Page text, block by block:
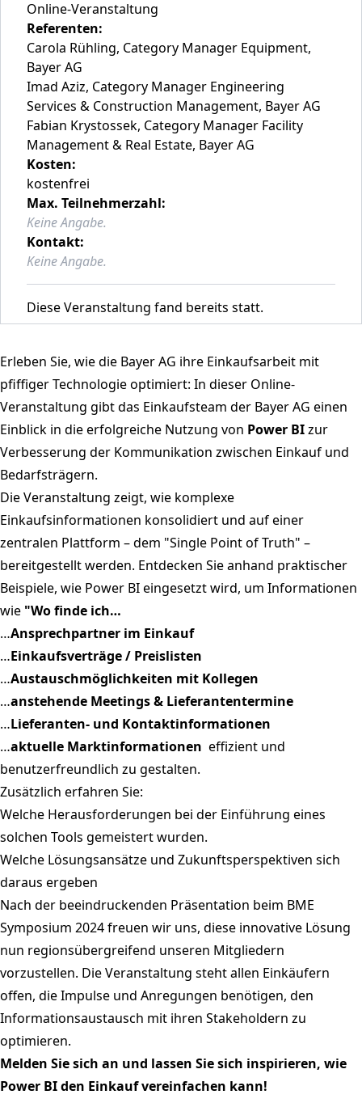
Online-Veranstaltung
Referenten:
Carola Rühling, Category Manager Equipment,
Bayer AG
Imad Aziz, Category Manager Engineering
Services & Construction Management, Bayer AG
Fabian Krystossek, Category Manager Facility
Management & Real Estate, Bayer AG
Kosten:
kostenfrei
Max. Teilnehmerzahl:
Keine Angabe.
Kontakt:
Keine Angabe.
Diese Veranstaltung fand bereits statt.
Erleben Sie, wie die Bayer AG ihre Einkaufsarbeit mit
pfiffiger Technologie optimiert: In dieser Online-
Veranstaltung gibt das Einkaufsteam der Bayer AG einen
Einblick in die erfolgreiche Nutzung von Power BIzur
Verbesserung der Kommunikation zwischen Einkauf und
Bedarfsträgern.
Die Veranstaltung zeigt, wie komplexe
Einkaufsinformationen konsolidiert und auf einer
zentralen Plattform – dem "Single Point of Truth" –
bereitgestellt werden. Entdecken Sie anhand praktischer
Beispiele, wie Power BI eingesetzt wird, um Informationen
wie "Wo finde ich…
…Ansprechpartner im Einkauf
…Einkaufsverträge / Preislisten
…Austauschmöglichkeiten mit Kollegen
…anstehende Meetings & Lieferantentermine
…Lieferanten- und Kontaktinformationen
…aktuelle Marktinformationen effizient und
benutzerfreundlich zu gestalten.
Zusätzlich erfahren Sie:
Welche Herausforderungen bei der Einführung eines
solchen Tools gemeistert wurden.
Welche Lösungsansätze und Zukunftsperspektiven sich
daraus ergeben
Nach der beeindruckenden Präsentation beim BME
Symposium 2024 freuen wir uns, diese innovative Lösung
nun regionsübergreifend unseren Mitgliedern
vorzustellen. Die Veranstaltung steht allen Einkäufern
offen, die Impulse und Anregungen benötigen, den
Informationsaustausch mit ihren Stakeholdern zu
optimieren.
Melden Sie sich an und lassen Sie sich inspirieren, wie
Power BI den Einkauf vereinfachen kann!